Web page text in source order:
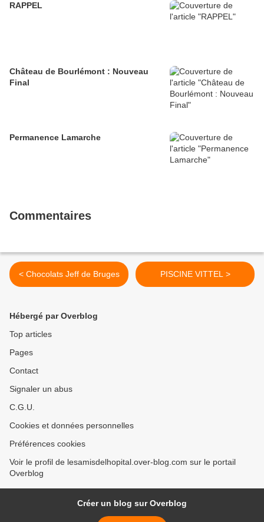
RAPPEL
Château de Bourlémont : Nouveau
Final
Permanence Lamarche
Commentaires
< Chocolats Jeff de Bruges PISCINE VITTEL >
Hébergé par Overblog
Top articles
Pages
Contact
Signaler un abus
C.G.U.
Cookies et données personnelles
Préférences cookies
Voir le profil de lesamisdelhopital.over-blog.com sur le portail
Overblog
Créer un blog sur Overblog